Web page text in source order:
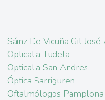
Sáinz De Vicuña Gil
Opticalia Tudela
Opticalia San Andres
Óptica Sarriguren
Oftalmólogos Pamplona